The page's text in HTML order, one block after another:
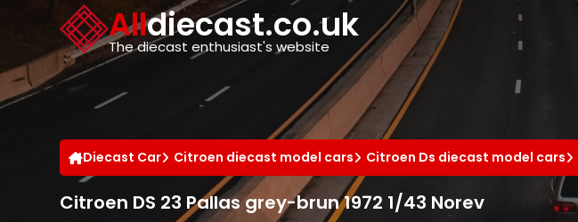
Alldiecast.co.uk
The diecast enthusiast's website
Diecast Car Citroen diecast model cars Citroen Ds diecast model cars
Citroen DS 23 Pallas grey-brun 1972 1/43 Norev
Cookies management panel